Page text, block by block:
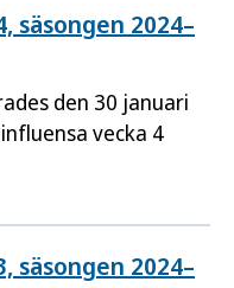
säsongen 2024–
den 30 januari
vecka 4
säsongen 2024–